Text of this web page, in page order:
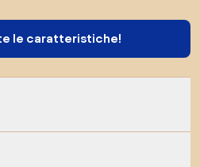
le caratteristiche!